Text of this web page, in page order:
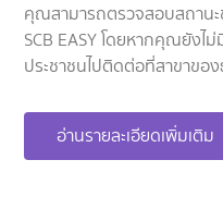
คุณสามารถตรวจสอบสถาน
SCB EASY โดยหากคุณยัง
ประชาชนไปติดต่อที่สาขาของ
อ่านรายละเอียดเพิ่มเติม